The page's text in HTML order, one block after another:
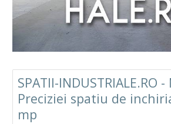
SPATII-INDUSTRIALE.RO
Preciziei spatiu de
mp